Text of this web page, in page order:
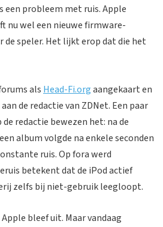
een probleem met ruis. Apple
nu wel een nieuwe firmware-
speler. Het lijkt erop dat die het
als Head-Fi.orgaangekaart en
de redactie van ZDNet. Een paar
redactie bewezen het: na de
album volgde na enkele seconden
ruis. Op fora werd
betekent dat de iPod actief
zelfs bij niet-gebruik leegloopt.
bleef uit. Maar vandaag